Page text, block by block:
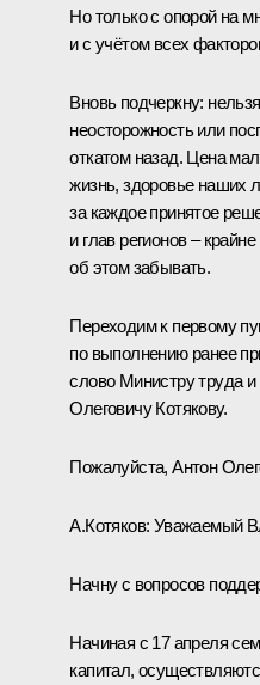
Но только с опорой на
и с учётом всех
Вновь подчеркну:
неосторожность или
откатом назад. Цена
жизнь, здоровье наших
за каждое принятое
и глав регионов –
об этом забывать.
Переходим к первому
по выполнению ранее
слово Министру труда
Олеговичу Котякову.
Пожалуйста, Антон
А.Котяков: Уважаемый
Начну с вопросов
Начиная с 17 апреля
капитал,